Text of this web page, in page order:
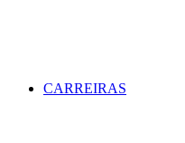
CARREIRAS